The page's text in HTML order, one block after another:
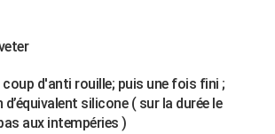
d'anti rouille; puis une fois fini ;
silicone ( sur la durée le
aux intempéries )